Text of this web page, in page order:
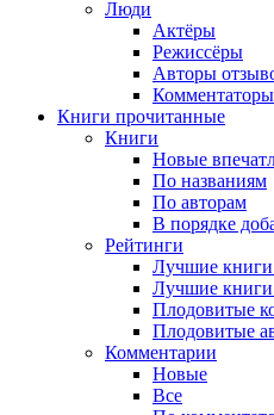
Люди
Актёры
Режиссёры
Авторы
Комментаторы
Книги прочитанные
Книги
Новые
По названиям
По авторам
В порядке
Рейтинги
Лучшие книги
Лучшие книги
Плодовитые
Плодовитые
Комментарии
Новые
Все